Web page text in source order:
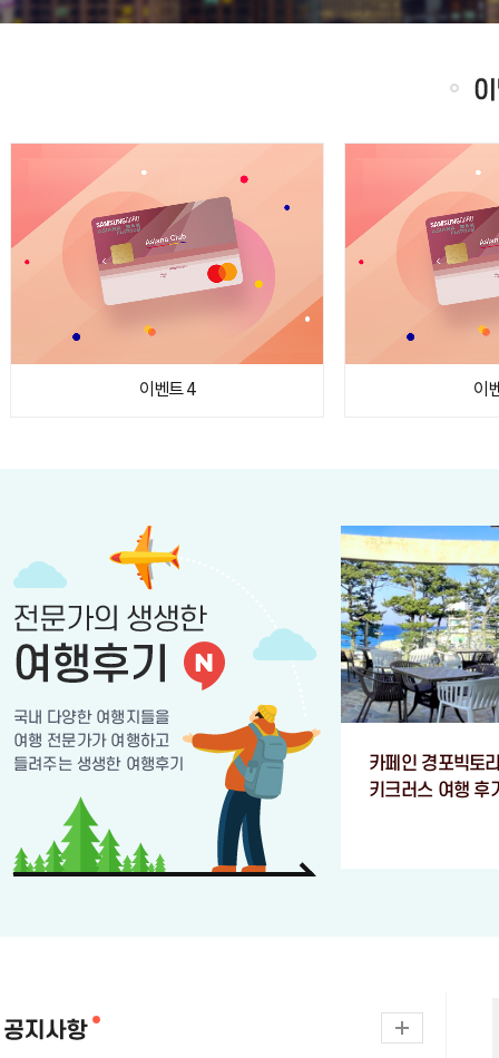
이벤트 4 이
카페인 경포빅토
키크러스 여행 후